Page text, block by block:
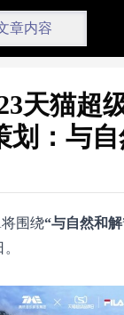
天猫超
划：与
围绕“与自然和解